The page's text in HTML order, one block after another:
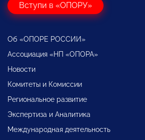
Вступи в «ОПОРУ»
Об «ОПОРЕ РОССИИ»
Ассоциация «НП «ОПОРА»
Новости
Комитеты и Комиссии
Региональное развитие
Экспертиза и Аналитика
Международная деятельность